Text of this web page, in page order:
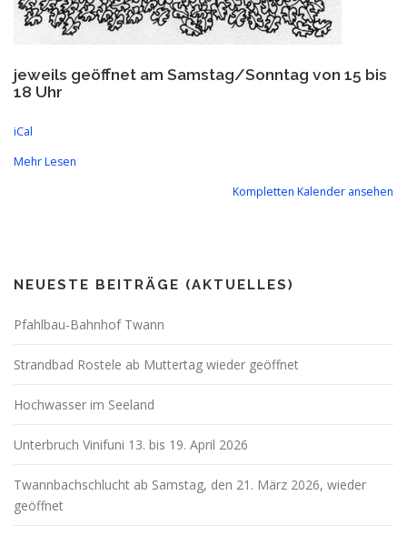
jeweils geöffnet am Samstag/Sonntag von 15 bis
18 Uhr
iCal
Mehr Lesen
Kompletten Kalender ansehen
NEUESTE BEITRÄGE (AKTUELLES)
Pfahlbau-Bahnhof Twann
Strandbad Rostele ab Muttertag wieder geöffnet
Hochwasser im Seeland
Unterbruch Vinifuni 13. bis 19. April 2026
Twannbachschlucht ab Samstag, den 21. März 2026, wieder
geöffnet